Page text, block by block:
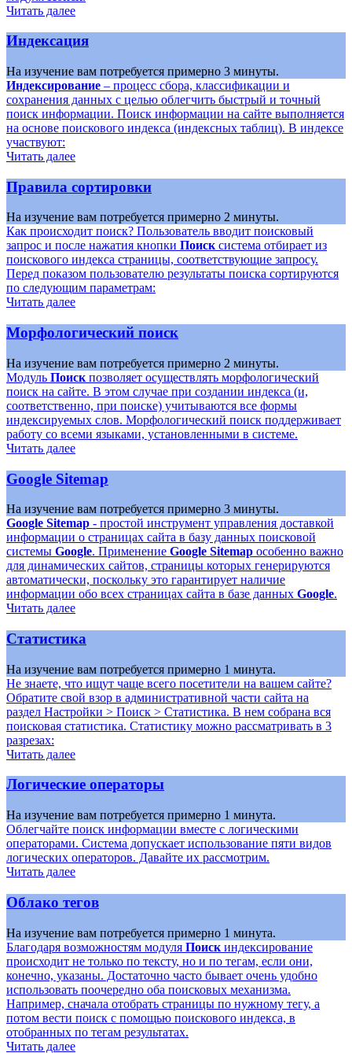
Читать далее
Индексация
На изучение вам потребуется примерно 3 минуты.
Индексирование – процесс сбора, классификации и
сохранения данных с целью облегчить быстрый и точный
поиск информации. Поиск информации на сайте выполняется
на основе поискового индекса (индексных таблиц). В индексе
участвуют:
Читать далее
Правила сортировки
На изучение вам потребуется примерно 2 минуты.
Как происходит поиск? Пользователь вводит поисковый
запрос и после нажатия кнопки Поисксистема отбирает из
поискового индекса страницы, соответствующие запросу.
Перед показом пользователю результаты поиска сортируются
по следующим параметрам:
Читать далее
Морфологический поиск
На изучение вам потребуется примерно 2 минуты.
Модуль Поиск позволяет осуществлять морфологический
поиск на сайте. В этом случае при создании индекса (и,
соответственно, при поиске) учитываются все формы
индексируемых слов. Морфологический поиск поддерживает
работу со всеми языками, установленными в системе.
Читать далее
Google Sitemap
На изучение вам потребуется примерно 3 минуты.
Google Sitemap - простой инструмент управления доставкой
информации о страницах сайта в базу данных поисковой
системы Google. Применение Google Sitemap особенно важно
для динамических сайтов, страницы которых генерируются
автоматически, поскольку это гарантирует наличие
информации обо всех страницах сайта в базе данных Google.
Читать далее
Статистика
На изучение вам потребуется примерно 1 минута.
Не знаете, что ищут чаще всего посетители на вашем сайте?
Обратите свой взор в административной части сайта на
раздел Настройки > Поиск > Статистика. В нем собрана вся
поисковая статистика. Статистику можно рассматривать в 3
разрезах:
Читать далее
Логические операторы
На изучение вам потребуется примерно 1 минута.
Облегчайте поиск информации вместе с логическими
операторами. Система допускает использование пяти видов
логических операторов. Давайте их рассмотрим.
Читать далее
Облако тегов
На изучение вам потребуется примерно 1 минута.
Благодаря возможностям модуля Поиск индексирование
происходит не только по тексту, но и по тегам, если они,
конечно, указаны. Достаточно часто бывает очень удобно
использовать поочередно оба поисковых механизма.
Например, сначала отобрать страницы по нужному тегу, а
потом вести поиск с помощью поискового индекса, в
отобранных по тегам результатах.
Читать далее